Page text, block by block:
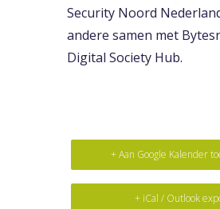
Security Noord
andere samen met
Digital Society Hub.
+ Aan Google Kalender
+ iCal / Outlook